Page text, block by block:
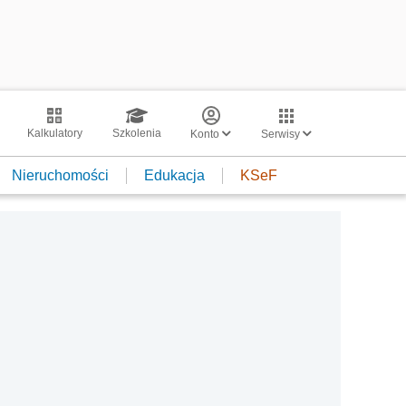
Kalkulatory Szkolenia Konto Serwisy
Nieruchomości Edukacja KSeF